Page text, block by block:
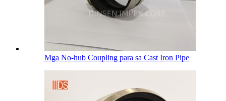
Mga No-hub Coupling para sa Cast Iron Pipe